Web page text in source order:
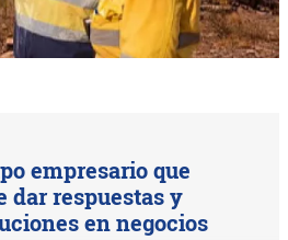
empresario que
dar respuestas y
en negocios